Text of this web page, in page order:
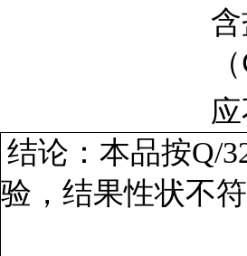
（
结论：本品按Q/
验，结果性状不符